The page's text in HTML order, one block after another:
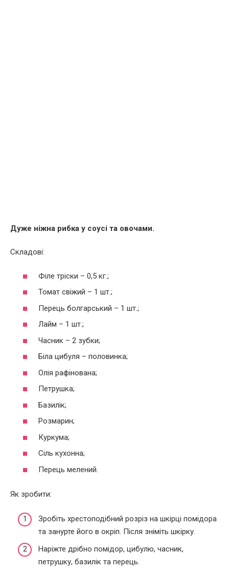
Дуже ніжна рибка у соусі та овочами.
Складові:
Філе тріски – 0,5 кг.;
Томат свіжий – 1 шт.;
Перець болгарський – 1 шт.;
Лайм – 1 шт.;
Часник – 2 зубки;
Біла цибуля – половинка;
Олія рафінована;
Петрушка;
Базилік;
Розмарин;
Куркума;
Сіль кухонна;
Перець мелений.
Як зробити:
Зробіть хрестоподібний розріз на шкірці помідора
та занурте його в окріп. Після зніміть шкірку.
Наріжте дрібно помідор, цибулю, часник,
петрушку, базилік та перець.